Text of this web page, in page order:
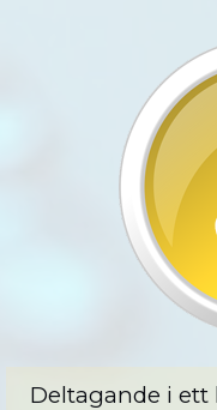
Deltagande i ett